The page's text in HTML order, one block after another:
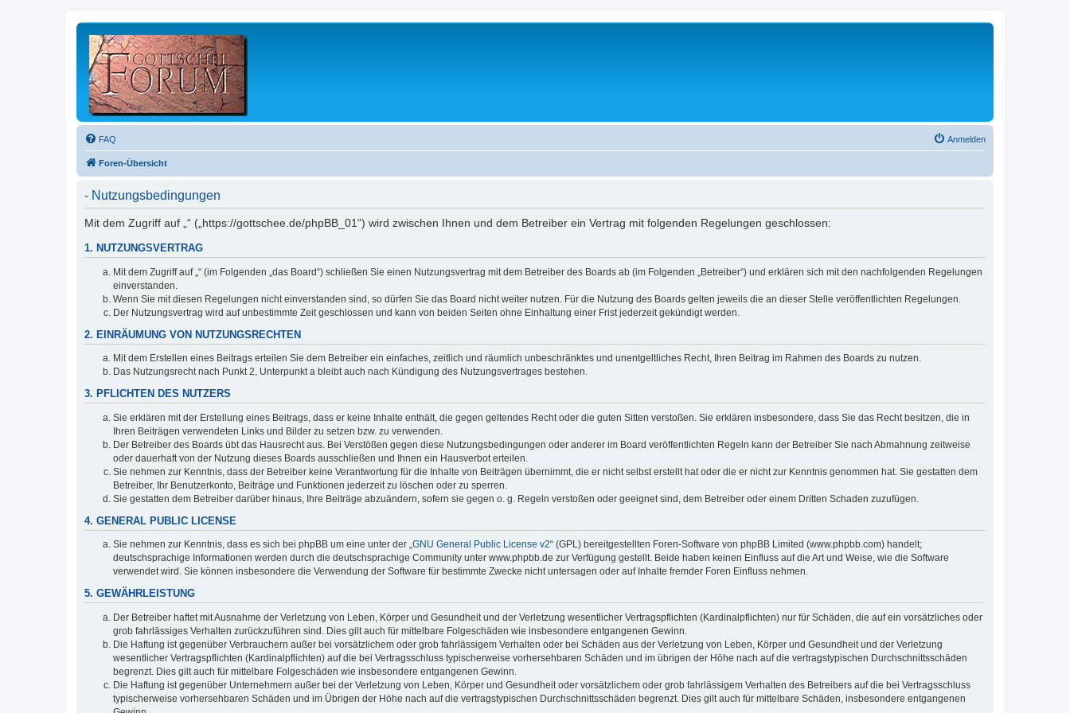
FAQ Anmelden
Foren-Übersicht
- Nutzungsbedingungen
Mit dem Zugriff auf „“ („https://gottschee.de/phpBB_01“) wird zwischen Ihnen und dem Betreiber ein Vertrag mit folgenden Regelungen geschlossen:
1. NUTZUNGSVERTRAG
Mit dem Zugriff auf „“ (im Folgenden „das Board“) schließen Sie einen Nutzungsvertrag mit dem Betreiber des Boards ab (im Folgenden „Betreiber“) und erklären sich mit den nachfolgenden Regelungen
einverstanden.
Wenn Sie mit diesen Regelungen nicht einverstanden sind, so dürfen Sie das Board nicht weiter nutzen. Für die Nutzung des Boards gelten jeweils die an dieser Stelle veröffentlichten Regelungen.
Der Nutzungsvertrag wird auf unbestimmte Zeit geschlossen und kann von beiden Seiten ohne Einhaltung einer Frist jederzeit gekündigt werden.
2. EINRÄUMUNG VON NUTZUNGSRECHTEN
Mit dem Erstellen eines Beitrags erteilen Sie dem Betreiber ein einfaches, zeitlich und räumlich unbeschränktes und unentgeltliches Recht, Ihren Beitrag im Rahmen des Boards zu nutzen.
Das Nutzungsrecht nach Punkt 2, Unterpunkt a bleibt auch nach Kündigung des Nutzungsvertrages bestehen.
3. PFLICHTEN DES NUTZERS
Sie erklären mit der Erstellung eines Beitrags, dass er keine Inhalte enthält, die gegen geltendes Recht oder die guten Sitten verstoßen. Sie erklären insbesondere, dass Sie das Recht besitzen, die in
Ihren Beiträgen verwendeten Links und Bilder zu setzen bzw. zu verwenden.
Der Betreiber des Boards übt das Hausrecht aus. Bei Verstößen gegen diese Nutzungsbedingungen oder anderer im Board veröffentlichten Regeln kann der Betreiber Sie nach Abmahnung zeitweise
oder dauerhaft von der Nutzung dieses Boards ausschließen und Ihnen ein Hausverbot erteilen.
Sie nehmen zur Kenntnis, dass der Betreiber keine Verantwortung für die Inhalte von Beiträgen übernimmt, die er nicht selbst erstellt hat oder die er nicht zur Kenntnis genommen hat. Sie gestatten dem
Betreiber, Ihr Benutzerkonto, Beiträge und Funktionen jederzeit zu löschen oder zu sperren.
Sie gestatten dem Betreiber darüber hinaus, Ihre Beiträge abzuändern, sofern sie gegen o. g. Regeln verstoßen oder geeignet sind, dem Betreiber oder einem Dritten Schaden zuzufügen.
4. GENERAL PUBLIC LICENSE
Sie nehmen zur Kenntnis, dass es sich bei phpBB um eine unter der „GNU General Public License v2“ (GPL) bereitgestellten Foren-Software von phpBB Limited (www.phpbb.com) handelt;
deutschsprachige Informationen werden durch die deutschsprachige Community unter www.phpbb.de zur Verfügung gestellt. Beide haben keinen Einfluss auf die Art und Weise, wie die Software
verwendet wird. Sie können insbesondere die Verwendung der Software für bestimmte Zwecke nicht untersagen oder auf Inhalte fremder Foren Einfluss nehmen.
5. GEWÄHRLEISTUNG
Der Betreiber haftet mit Ausnahme der Verletzung von Leben, Körper und Gesundheit und der Verletzung wesentlicher Vertragspflichten (Kardinalpflichten) nur für Schäden, die auf ein vorsätzliches oder
grob fahrlässiges Verhalten zurückzuführen sind. Dies gilt auch für mittelbare Folgeschäden wie insbesondere entgangenen Gewinn.
Die Haftung ist gegenüber Verbrauchern außer bei vorsätzlichem oder grob fahrlässigem Verhalten oder bei Schäden aus der Verletzung von Leben, Körper und Gesundheit und der Verletzung
wesentlicher Vertragspflichten (Kardinalpflichten) auf die bei Vertragsschluss typischerweise vorhersehbaren Schäden und im übrigen der Höhe nach auf die vertragstypischen Durchschnittsschäden
begrenzt. Dies gilt auch für mittelbare Folgeschäden wie insbesondere entgangenen Gewinn.
Die Haftung ist gegenüber Unternehmern außer bei der Verletzung von Leben, Körper und Gesundheit oder vorsätzlichem oder grob fahrlässigem Verhalten des Betreibers auf die bei Vertragsschluss
typischerweise vorhersehbaren Schäden und im Übrigen der Höhe nach auf die vertragstypischen Durchschnittsschäden begrenzt. Dies gilt auch für mittelbare Schäden, insbesondere entgangenen